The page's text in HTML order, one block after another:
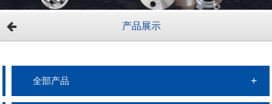
产品展示
全部产品